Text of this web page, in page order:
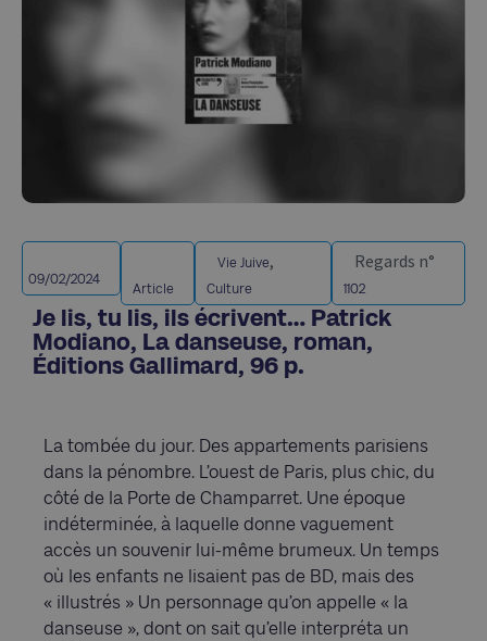
09/02/2024
Article
Vie Juive,
Culture
Regards n°
1102
Je lis, tu lis, ils écrivent… Patrick
Modiano, La danseuse, roman,
Éditions Gallimard, 96 p.
La tombée du jour. Des appartements parisiens
dans la pénombre. L’ouest de Paris, plus chic, du
côté de la Porte de Champarret. Une époque
indéterminée, à laquelle donne vaguement
accès un souvenir lui-même brumeux. Un temps
où les enfants ne lisaient pas de BD, mais des
« illustrés » Un personnage qu’on appelle « la
danseuse », dont on sait qu’elle interpréta un